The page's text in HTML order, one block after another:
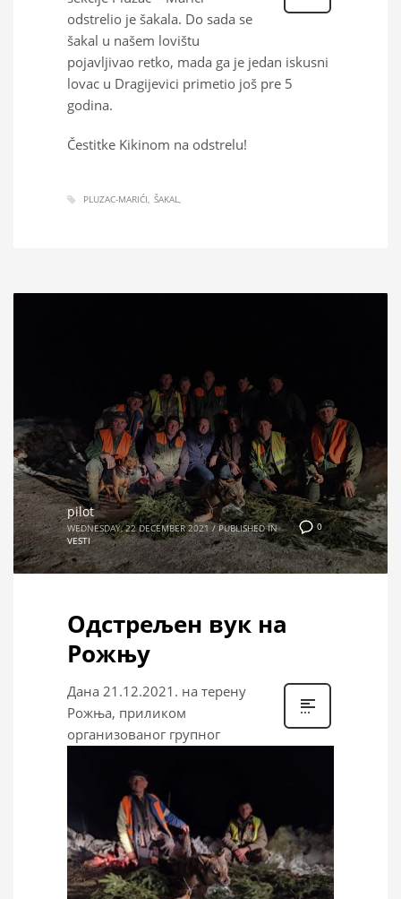
odstrelio je šakala. Do sada se
šakal u našem lovištu
pojavljivao retko, mada ga je jedan iskusni
lovac u Dragijevici primetio još pre 5
godina.
Čestitke Kikinom na odstrelu!
PLUZAC-MARIĆI ŠAKAL
0
pilot
WEDNESDAY, 22 DECEMBER 2021 / PUBLISHED IN
VESTI
Одстрељен вук на
Рожњу
Дана 21.12.2021. на терену
Рожња, приликом
организованог групног